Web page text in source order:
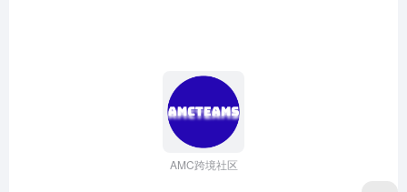
AMC跨境社区